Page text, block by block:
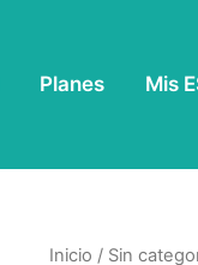
Planes Mis
Inicio / Sin
República